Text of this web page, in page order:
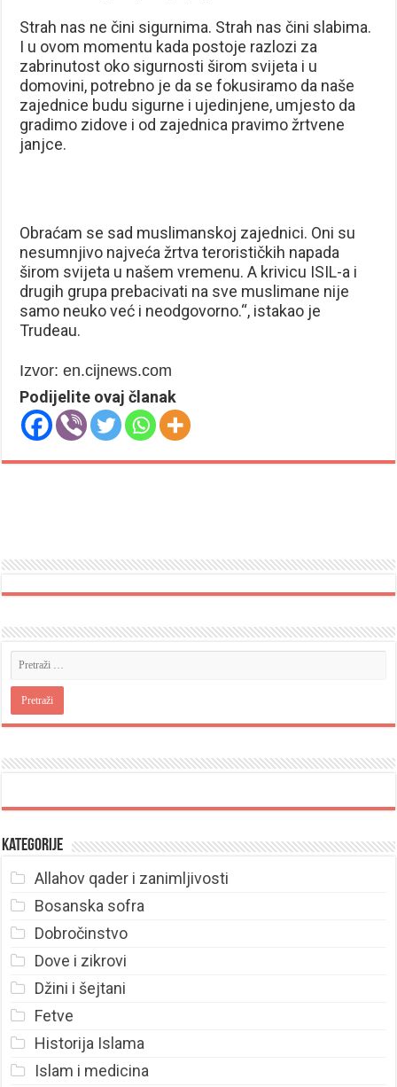
Strah nas ne čini sigurnima. Strah nas čini slabima.
I u ovom momentu kada postoje razlozi za
zabrinutost oko sigurnosti širom svijeta i u
domovini, potrebno je da se fokusiramo da naše
zajednice budu sigurne i ujedinjene, umjesto da
gradimo zidove i od zajednica pravimo žrtvene
janjce.
Obraćam se sad muslimanskoj zajednici. Oni su
nesumnjivo najveća žrtva terorističkih napada
širom svijeta u našem vremenu. A krivicu ISIL-a i
drugih grupa prebacivati na sve muslimane nije
samo neuko već i neodgovorno.“, istakao je
Trudeau.
Izvor: en.cijnews.com
Podijelite ovaj članak
Kategorije
Allahov qader i zanimljivosti
Bosanska sofra
Dobročinstvo
Dove i zikrovi
Džini i šejtani
Fetve
Historija Islama
Islam i medicina